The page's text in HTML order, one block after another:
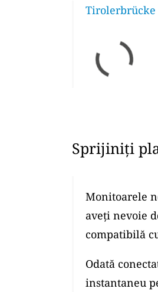
Tirolerbrücke
Sprijiniți
Monitoarele
aveți nevoie
compatibilă
Odată
instantaneu